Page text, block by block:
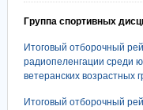
Группа спортивных
Итоговый отборочный
радиопеленгации среди
ветеранских возрастных
Итоговый отборочный